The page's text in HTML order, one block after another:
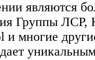
являются
Группы ЛСР,
и многие